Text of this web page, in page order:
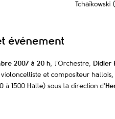
Tchaïkowski
événement
2007 à 20 h , l’Orchestre, Didier
et compositeur
à 1500 Halle) sous la direction d’